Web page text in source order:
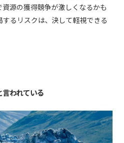
源の獲得競争が激しくなるかも
るリスクは、決して軽視できる
われている